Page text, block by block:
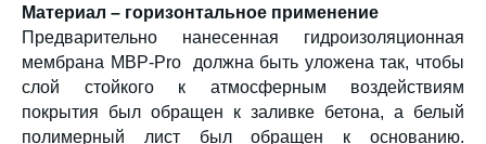
Материал – горизонтальное применение
Предварительно нанесенная гидроизоляционная
мембрана MBP-Pro должна быть уложена так, чтобы
слой стойкого к атмосферным воздействиям
покрытия был обращен к заливке бетона, а белый
полимерный лист был обращен к основанию.